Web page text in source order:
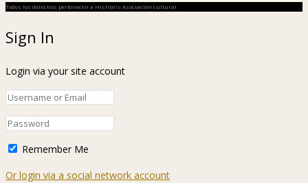
Todos los derechos pertenecen a Hislibris Asociación cultural
Sign In
Login via your site account
Remember Me
Or login via a social network account